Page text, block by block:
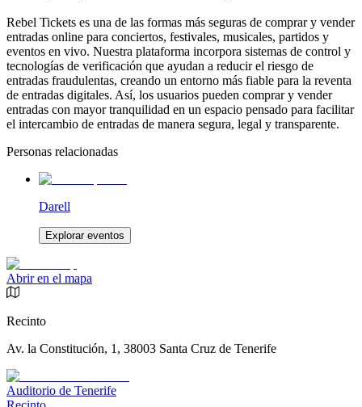
Rebel Tickets es una de las formas más seguras de comprar y vender
entradas online para conciertos, festivales, musicales, partidos y
eventos en vivo. Nuestra plataforma incorpora sistemas de control y
tecnologías de verificación que ayudan a reducir el riesgo de
entradas fraudulentas, creando un entorno más fiable para la reventa
de entradas digitales. Así, los usuarios pueden comprar y vender
entradas con mayor tranquilidad en un espacio pensado para facilitar
el intercambio de entradas de manera segura, legal y transparente.
Personas relacionadas
Darell
Explorar eventos
Abrir en el mapa
Recinto
Av. la Constitución, 1, 38003 Santa Cruz de Tenerife
Auditorio de Tenerife